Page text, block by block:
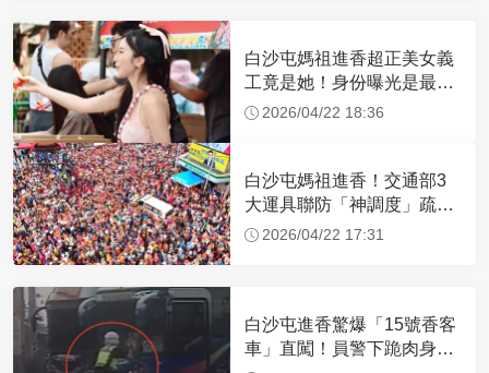
白沙屯媽祖進香超正美女義
工竟是她！身份曝光是最美
禮生 一輩子不結婚
2026/04/22 18:36
白沙屯媽祖進香！交通部3
大運具聯防「神調度」疏運
32.1萬創新高
2026/04/22 17:31
白沙屯進香驚爆「15號香客
車」直闖！員警下跪肉身擋